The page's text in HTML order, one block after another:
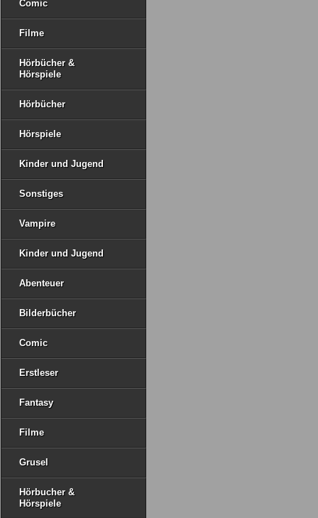
Comic
Filme
Hörbücher &
Hörspiele
Hörbücher
Hörspiele
Kinder und Jugend
Sonstiges
Vampire
Kinder und Jugend
Abenteuer
Bilderbücher
Comic
Erstleser
Fantasy
Filme
Grusel
Hörbucher &
Hörspiele